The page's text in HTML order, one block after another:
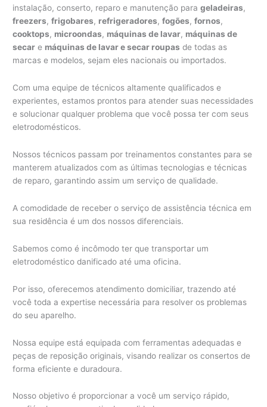
instalação, conserto, reparo e manutenção parageladeiras,
freezers,frigobares, refrigeradores,fogões,fornos,
cooktops, microondas, máquinas de lavar, máquinas de
secar e máquinas de lavar e secar roupas de todas as
marcas e modelos, sejam eles nacionais ou importados.
Com uma equipe de técnicos altamente qualificados e
experientes, estamos prontos para atender suas necessidades
e solucionar qualquer problema que você possa ter com seus
eletrodomésticos.
Nossos técnicos passam por treinamentos constantes para se
manterem atualizados com as últimas tecnologias e técnicas
de reparo, garantindo assim um serviço de qualidade.
A comodidade de receber o serviço de assistência técnica em
sua residência é um dos nossos diferenciais.
Sabemos como é incômodo ter que transportar um
eletrodoméstico danificado até uma oficina.
Por isso, oferecemos atendimento domiciliar, trazendo até
você toda a expertise necessária para resolver os problemas
do seu aparelho.
Nossa equipe está equipada com ferramentas adequadas e
peças de reposição originais, visando realizar os consertos de
forma eficiente e duradoura.
Nosso objetivo é proporcionar a você um serviço rápido,